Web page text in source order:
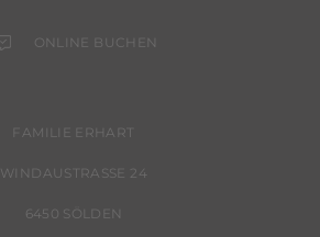
ONLINE BUCHEN
FAMILIE ERHART
WINDAUSTRASSE 24
6450 SÖLDEN